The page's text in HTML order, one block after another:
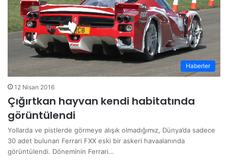
Haberler
12 Nisan 2016
Çığırtkan hayvan kendi habitatında
görüntülendi
Yollarda ve pistlerde görmeye alışık olmadığımız, Dünya’da sadece
30 adet bulunan Ferrari FXX eski bir askeri havaalanında
görüntülendi. Döneminin Ferrari…